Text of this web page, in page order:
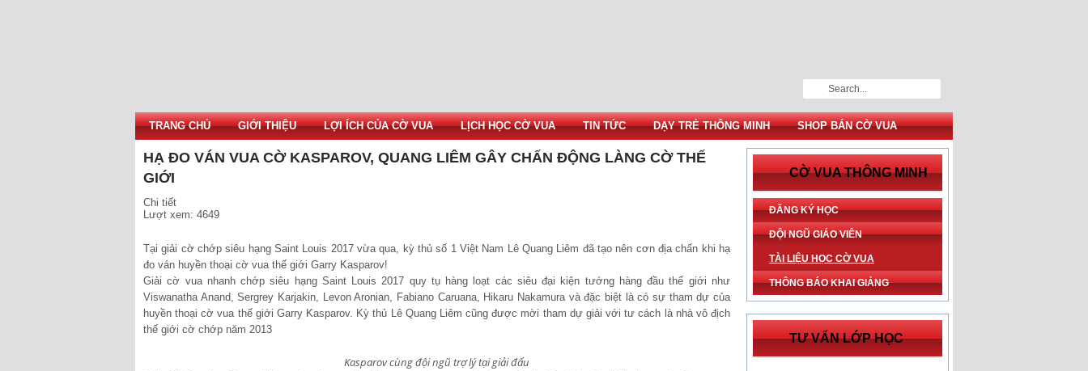
TRANG CHỦ GIỚI THIỆU LỢI ÍCH CỦA CỜ VUA LỊCH HỌC CỜ VUA TIN TỨC DẠY TRẺ THÔNG MINH SHOP BÁN CỜ VUA
HẠ ĐO VÁN VUA CỜ KASPAROV, QUANG LIÊM GÂY CHẤN ĐỘNG LÀNG CỜ THẾ
GIỚI
Chi tiết
Lượt xem: 4649
Tại giải cờ chớp siêu hạng Saint Louis 2017 vừa qua, kỳ thủ số 1 Việt Nam Lê Quang Liêm đã tạo nên cơn địa chấn khi hạ
đo ván huyền thoại cờ vua thế giới Garry Kasparov!
Giải cờ vua nhanh chớp siêu hạng Saint Louis 2017 quy tụ hàng loạt các siêu đại kiện tướng hàng đầu thế giới như
Viswanatha Anand, Sergrey Karjakin, Levon Aronian, Fabiano Caruana, Hikaru Nakamura và đặc biệt là có sự tham dự của
huyền thoại cờ vua thế giới Garry Kasparov. Kỳ thủ Lê Quang Liêm cũng được mời tham dự giải với tư cách là nhà vô địch
thế giới cờ chớp năm 2013
Kasparov cùng đội ngũ trợ lý tại giải đấu
CỜ VUA THÔNG MINH
ĐĂNG KÝ HỌC
ĐỘI NGŨ GIÁO VIÊN
TÀI LIỆU HỌC CỜ VUA
THÔNG BÁO KHAI GIẢNG
TƯ VẤN LỚP HỌC